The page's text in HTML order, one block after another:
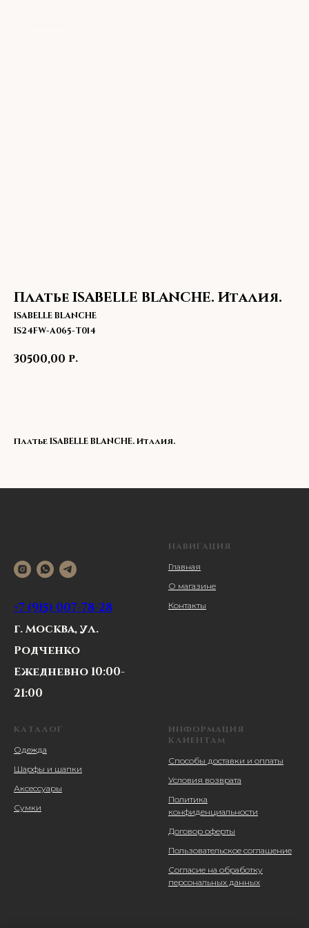
Платье ISABELLE BLANCHE. Италия.
ISABELLE BLANCHE
IS24FW-A065-T014
30500,00 р.
Платье ISABELLE BLANCHE. Италия.
+7 (915) 007-78-28
г. Москва, ул.
Родченко
Ежедневно 10:00-
21:00
НАВИГАЦИЯ
Главная
О магазине
Контакты
КАТАЛОГ
Одежда
Шарфы и шапки
Аксессуары
Сумки
ИНФОРМАЦИЯ
КЛИЕНТАМ
Способы доставки и оплаты
Условия возврата
Политика
конфиденциальности
Договор оферты
Пользовательское соглашение
Согласие на обработку
персональных данных